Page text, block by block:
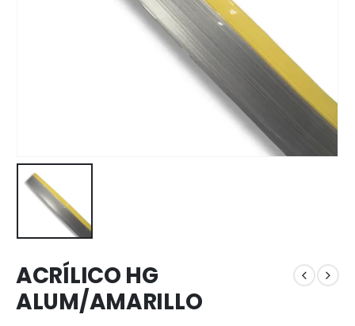
ACRÍLICO HG
ALUM/AMARILLO